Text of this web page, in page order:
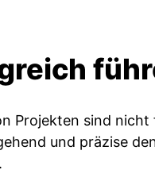
Projekten sind
und präzise